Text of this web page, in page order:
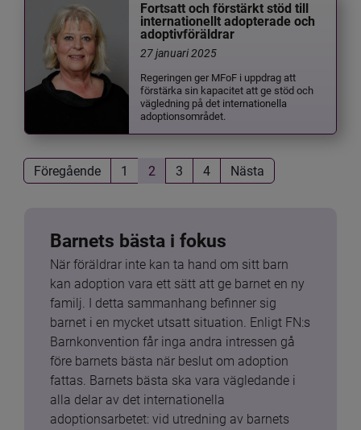
Fortsatt och förstärkt stöd till
internationellt adopterade och
adoptivföräldrar
27 januari 2025
Regeringen ger MFoF i uppdrag att
förstärka sin kapacitet att ge stöd och
vägledning på det internationella
adoptionsområdet.
Föregående 1 2 3 4 Nästa
Barnets bästa i fokus
När föräldrar inte kan ta hand om sitt barn
kan adoption vara ett sätt att ge barnet en ny
familj. I detta sammanhang befinner sig
barnet i en mycket utsatt situation. Enligt FN:s
Barnkonvention får inga andra intressen gå
före barnets bästa när beslut om adoption
fattas. Barnets bästa ska vara vägledande i
alla delar av det internationella
adoptionsarbetet: vid utredning av barnets